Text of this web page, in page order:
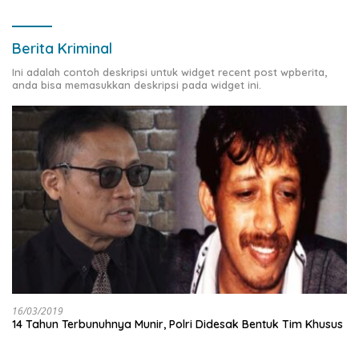
Berita Kriminal
Ini adalah contoh deskripsi untuk widget recent post wpberita,
anda bisa memasukkan deskripsi pada widget ini.
16/03/2019
14 Tahun Terbunuhnya Munir, Polri Didesak Bentuk Tim Khusus